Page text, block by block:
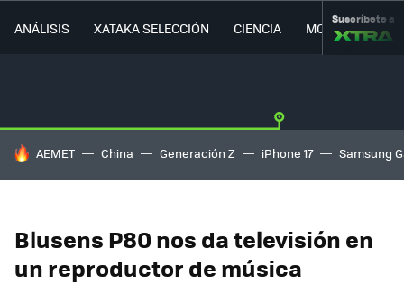
ANÁLISIS XATAKA SELECCIÓN CIENCIA MOVILIDAD
Suscríbete a
HOY SE HABLA DE
AEMET China Generación Z iPhone 17 Samsung
Blusens P80 nos da televisión en
un reproductor de música